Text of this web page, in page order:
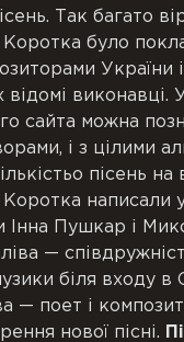
Так багато
було
України і
відомі виконавці.
сайта можна
і з цілими
пісень на
написали
Інна Пушкар і
—
біля входу
— поет і
нової пісні.